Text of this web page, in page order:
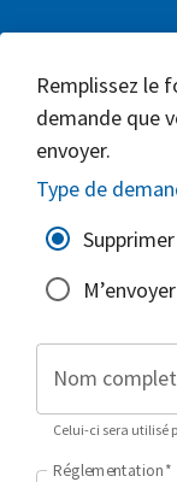
Remplissez le
demande que
envoyer.
Type de
Nom complet
Celui-ci sera utilisé
Réglementation*